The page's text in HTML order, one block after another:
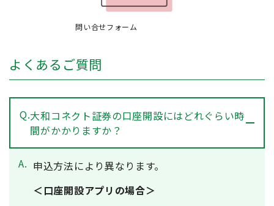
問い合せフォーム
よくあるご質問
Q.大和コネクト証券の口座開設にはどれぐらい時
間がかかりますか？
A. 申込方法により異なります。
＜口座開設アプリの場合＞